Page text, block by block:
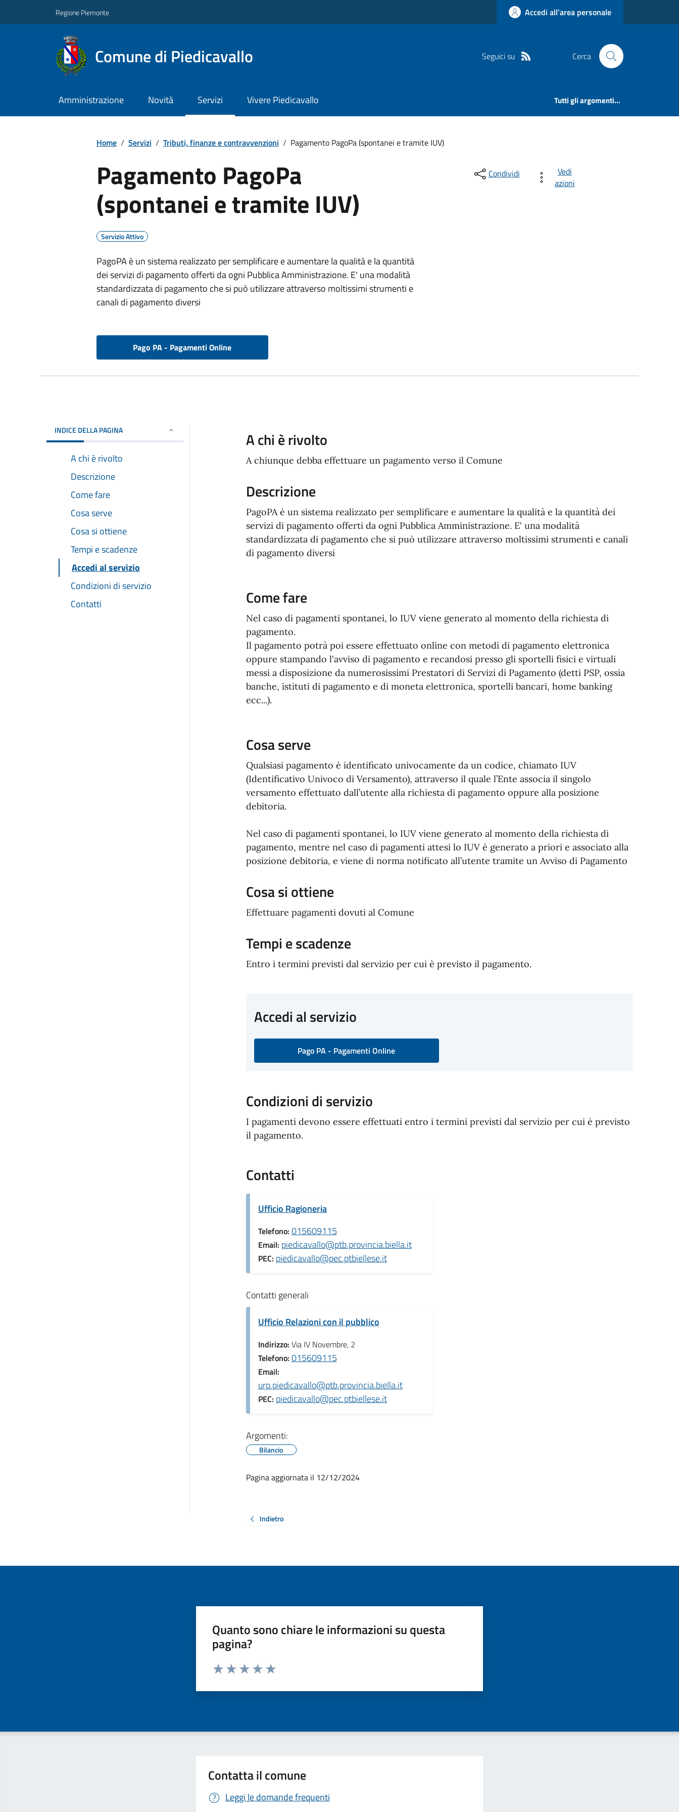
Regione Piemonte Accedi all'area personale
Comune di Piedicavallo Seguici su Cerca
Amministrazione Novità Servizi Vivere Piedicavallo Tutti gli argomenti...
Home / Servizi / Tributi, finanze e contravvenzioni / Pagamento PagoPa (spontanei e tramite IUV)
Pagamento PagoPa
(spontanei e tramite IUV)
Servizio Attivo
PagoPA è un sistema realizzato per semplificare e aumentare la qualità e la quantità
dei servizi di pagamento offerti da ogni Pubblica Amministrazione. E' una modalità
standardizzata di pagamento che si può utilizzare attraverso moltissimi strumenti e
canali di pagamento diversi
Pago PA - Pagamenti Online
Condividi
Vedi
azioni
INDICE DELLA PAGINA
A chi è rivolto
Descrizione
Come fare
Cosa serve
Cosa si ottiene
Tempi e scadenze
Accedi al servizio
Condizioni di servizio
Contatti
A chi è rivolto
A chiunque debba effettuare un pagamento verso il Comune
Descrizione
PagoPA è un sistema realizzato per semplificare e aumentare la qualità e la quantità dei
servizi di pagamento offerti da ogni Pubblica Amministrazione. E' una modalità
standardizzata di pagamento che si può utilizzare attraverso moltissimi strumenti e canali
di pagamento diversi
Come fare
Nel caso di pagamenti spontanei, lo IUV viene generato al momento della richiesta di
pagamento.
Il pagamento potrà poi essere effettuato online con metodi di pagamento elettronica
oppure stampando l'avviso di pagamento e recandosi presso gli sportelli fisici e virtuali
messi a disposizione da numerosissimi Prestatori di Servizi di Pagamento (detti PSP, ossia
banche, istituti di pagamento e di moneta elettronica, sportelli bancari, home banking
ecc...).
Cosa serve
Qualsiasi pagamento è identificato univocamente da un codice, chiamato IUV
(Identificativo Univoco di Versamento), attraverso il quale l’Ente associa il singolo
versamento effettuato dall’utente alla richiesta di pagamento oppure alla posizione
debitoria.
Nel caso di pagamenti spontanei, lo IUV viene generato al momento della richiesta di
pagamento, mentre nel caso di pagamenti attesi lo IUV è generato a priori e associato alla
posizione debitoria, e viene di norma notificato all’utente tramite un Avviso di Pagamento
Cosa si ottiene
Effettuare pagamenti dovuti al Comune
Tempi e scadenze
Entro i termini previsti dal servizio per cui è previsto il pagamento.
Accedi al servizio
Pago PA - Pagamenti Online
Condizioni di servizio
I pagamenti devono essere effettuati entro i termini previsti dal servizio per cui è previsto
il pagamento.
Contatti
Ufficio Ragioneria
Telefono: 015609115
Email: piedicavallo@ptb.provincia.biella.it
PEC: piedicavallo@pec.ptbiellese.it
Contatti generali
Ufficio Relazioni con il pubblico
Indirizzo: Via IV Novembre, 2
Telefono: 015609115
Email:
urp.piedicavallo@ptb.provincia.biella.it
PEC: piedicavallo@pec.ptbiellese.it
Argomenti:
Bilancio
Pagina aggiornata il 12/12/2024
Indietro
Quanto sono chiare le informazioni su questa
pagina?
Valuta da 1 a 5 stelle la pagina
Contatta il comune
Leggi le domande frequenti